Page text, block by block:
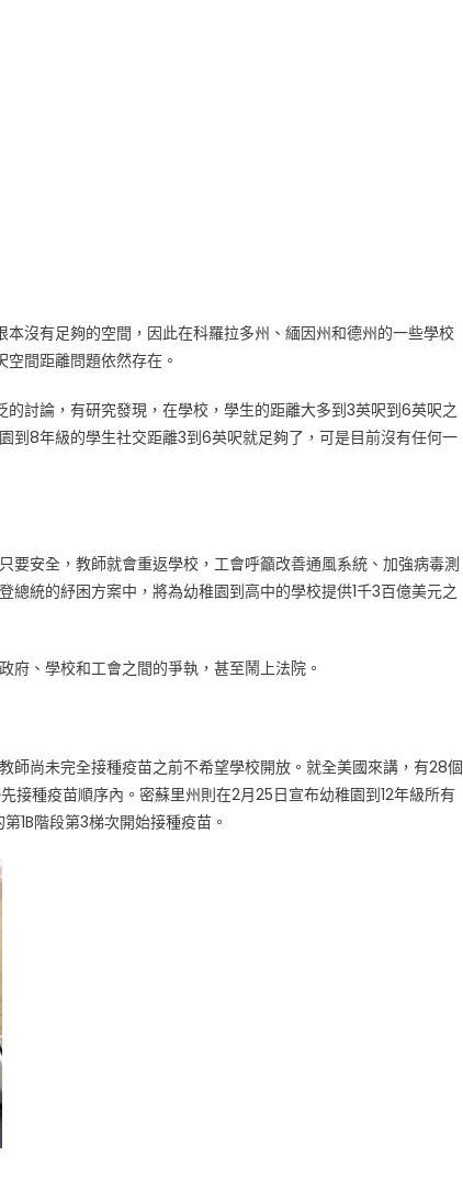
沒有足夠的空間，因此在科羅拉多州、緬因州和德州的一些學校
間距離問題依然存在。
討論，有研究發現，在學校，學生的距離大多到3英呎到6英呎之
到8年級的學生社交距離3到6英呎就足夠了，可是目前沒有任何一
安全，教師就會重返學校，工會呼籲改善通風系統、加強病毒測
統的紓困方案中，將為幼稚園到高中的學校提供1千3百億美元之
府、學校和工會之間的爭執，甚至鬧上法院。
師尚未完全接種疫苗之前不希望學校開放。就全美國來講，有28個
接種疫苗順序內。密蘇里州則在2月25日宣布幼稚園到12年級所有
1B階段第3梯次開始接種疫苗。